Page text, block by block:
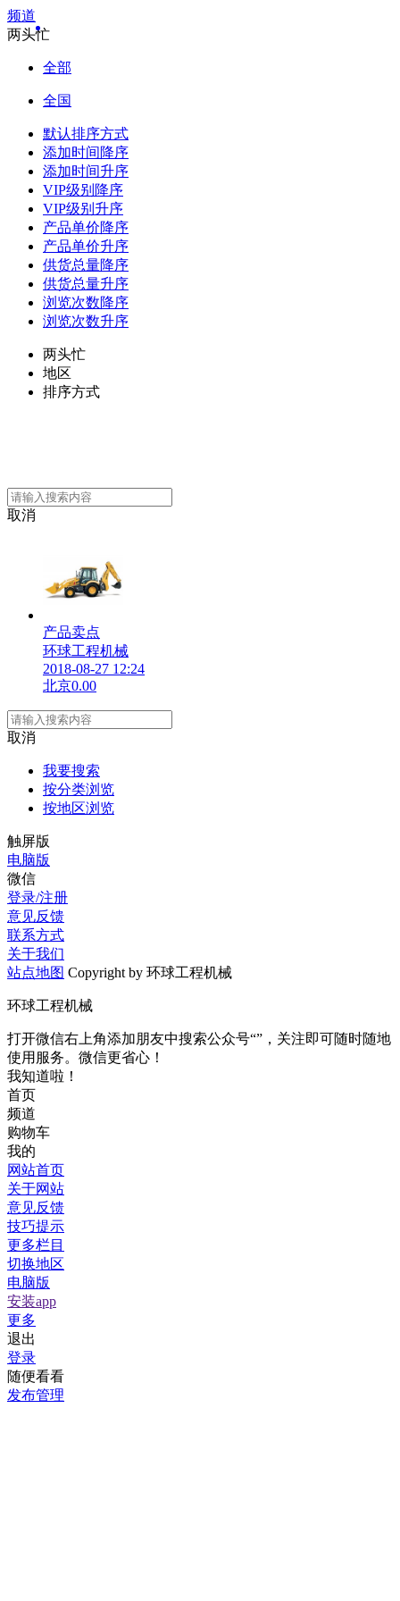
频道
两头忙
全部
全国
默认排序方式
添加时间降序
添加时间升序
VIP级别降序
VIP级别升序
产品单价降序
产品单价升序
供货总量降序
供货总量升序
浏览次数降序
浏览次数升序
两头忙
地区
排序方式
取消
产品卖点
环球工程机械
2018-08-27 12:24
北京0.00
取消
我要搜索
按分类浏览
按地区浏览
触屏版
电脑版
微信
登录/注册
意见反馈
联系方式
关于我们
站点地图 Copyright by 环球工程机械
环球工程机械
打开微信右上角添加朋友中搜索公众号“”，关注即可随时随地
使用服务。微信更省心！
我知道啦！
首页
频道
购物车
我的
网站首页
关于网站
意见反馈
技巧提示
更多栏目
切换地区
电脑版
安装app
更多
退出
登录
随便看看
发布管理